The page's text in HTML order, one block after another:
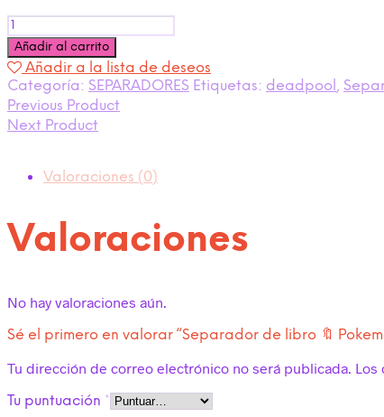
Cantidad
Añadir al carrito
Añadir a la lista de deseos
Categoría: SEPARADORES Etiquetas: deadpool ,
Previous Product
Next Product
Valoraciones (0)
Valoraciones
No hay valoraciones aún.
Sé el primero en valorar “Separador de libro 🔖
Tu dirección de correo electrónico no será publicada. Los
Tu puntuación *